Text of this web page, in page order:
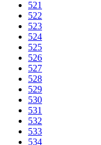
521
522
523
524
525
526
527
528
529
530
531
532
533
534